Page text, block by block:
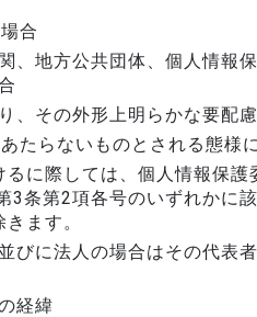
合
、地方公共団体、個人情報
、その外形上明らかな要配
たらないものとされる態様
に際しては、個人情報保
3条第2項各号のいずれかに
ます。
びに法人の場合はその代表
経緯